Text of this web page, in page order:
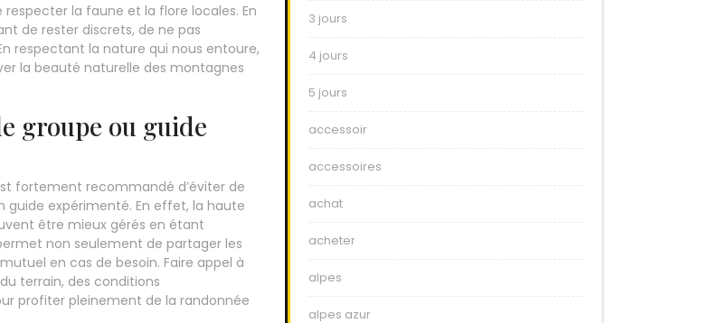
la faune et la flore locales. En
de rester discrets, de ne pas
respectant la nature qui nous entoure,
la beauté naturelle des montagnes
groupe ou guide
fortement recommandé d’éviter de
guide expérimenté. En effet, la haute
être mieux gérés en étant
non seulement de partager les
en cas de besoin. Faire appel à
terrain, des conditions
profiter pleinement de la randonnée
3 jours
4 jours
5 jours
accessoir
accessoires
achat
acheter
alpes
alpes azur